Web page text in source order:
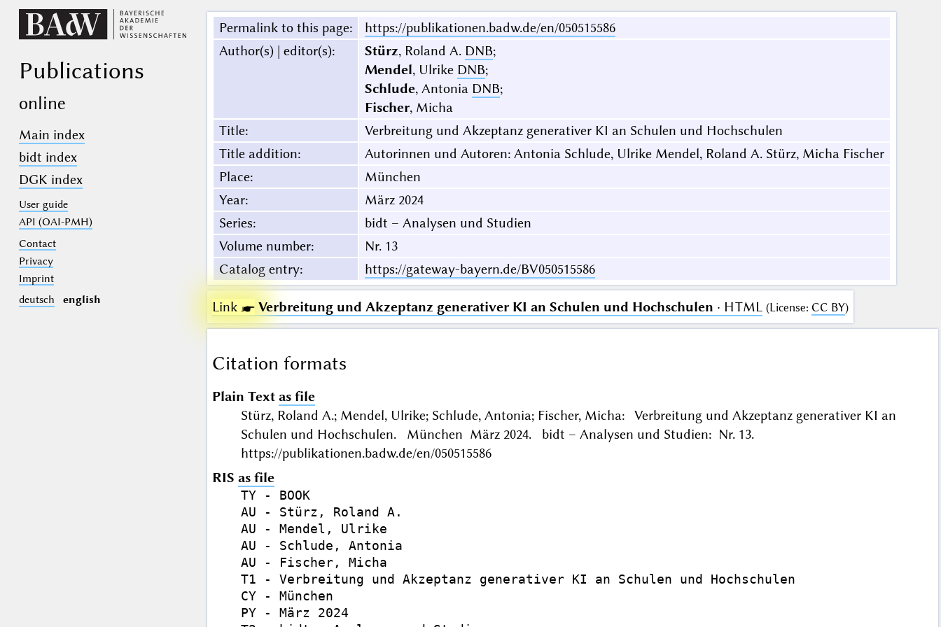
Publications
online
Main index
bidt index
DGK index
User guide
API (OAI-PMH)
Contact
Privacy
Imprint
deutsch
english
Permalink to this page:
https://publikationen.badw.de/en/050515586
Author(s) | editor(s): Stürz, Roland A. DNB;
Mendel, Ulrike DNB;
Schlude, Antonia DNB;
Fischer, Micha
Title:
Verbreitung und Akzeptanz generativer KI an Schulen und Hochschulen
Title addition:
Autorinnen und Autoren: Antonia Schlude, Ulrike Mendel, Roland A. Stürz, Micha Fischer
Place:
München
Year:
März 2024
Series:
bidt – Analysen und Studien
Volume number:
Nr. 13
Catalog entry: https://gateway-bayern.de/BV050515586
Link ☛ Verbreitung und Akzeptanz generativer KI an Schulen und Hochschulen · HTML (License: CC BY)
Citation formats
Plain Text as file
Stürz, Roland A.; Mendel, Ulrike; Schlude, Antonia; Fischer, Micha: Verbreitung und Akzeptanz generativer KI an
Schulen und Hochschulen. München März 2024. bidt – Analysen und Studien: Nr. 13.
https://publikationen.badw.de/en/050515586
RIS as file
TY - BOOK
AU - Stürz, Roland A.
AU - Mendel, Ulrike
AU - Schlude, Antonia
AU - Fischer, Micha
T1 - Verbreitung und Akzeptanz generativer KI an Schulen und Hochschulen
CY - München
PY - März 2024